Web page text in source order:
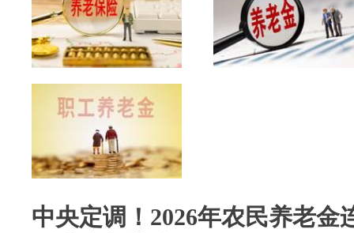
中央定调！2026年农民养老金